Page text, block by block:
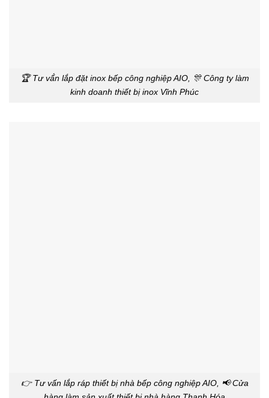
🏆 Tư vấ́n lắp đặt inox bếp công nghiệp AIO, 🎊 Công ty làm
kinh doanh thiết bị inox Vĩnh Phúc
👉 Tư vấn lắp ráp thiết bị nhà bếp công nghiệp AIO, 📢 Cửa